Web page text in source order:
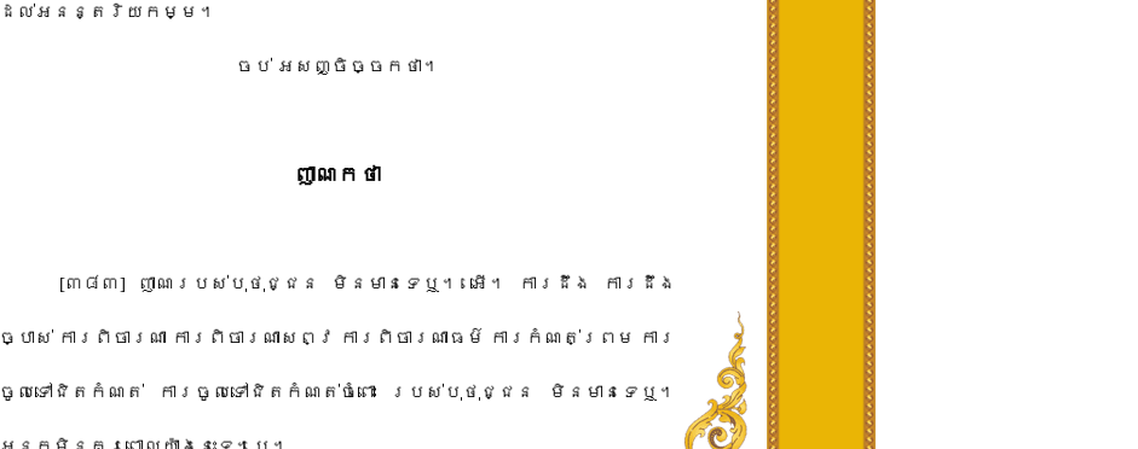
ដល់​អនន្តរិយ​កម្ម។
ចប់ អស​ញ្ចិ​ច្ចក​ថា។
ញាណ​កថា
[៣៨៣] ញាណ​របស់​បុថុជ្ជន មិន​មាន​ទេ​ឬ។ អើ។ ការ​ដឹង ការ​ដឹង​
ច្បាស់ ការពិចារណា ការពិចារណា​សព្វ ការពិចារណា​ធម៌ ការកំណត់​ព្រម ការ​
ចូល​ទៅ​ជិត​កំណត់ ការ​ចូល​ទៅ​ជិត​កំណត់​ចំពោះ របស់​បុថុជ្ជន មិន​មាន​ទេ​ឬ។